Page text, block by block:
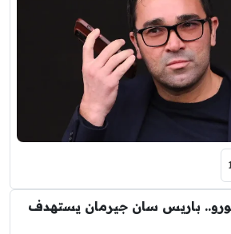
مليون يورو.. باريس سان جيرمان يستهدف